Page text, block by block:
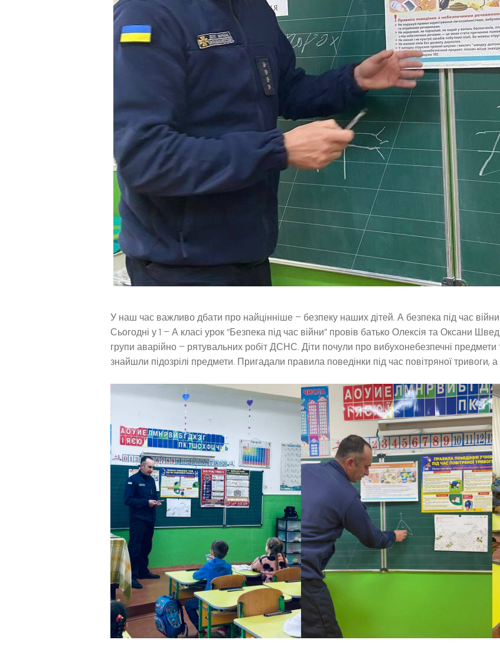
У наш час важливо дбати про найцінніше – безпеку наших дітей. А безпека під час війни
Сьогодні у 1 – А класі урок “Безпека під час війни” провів батько Олексія та Оксани
групи аварійно – рятувальних робіт ДСНС. Діти почули про вибухонебезпечні
знайшли підозрілі предмети. Пригадали правила поведінки під час повітряної тривоги,